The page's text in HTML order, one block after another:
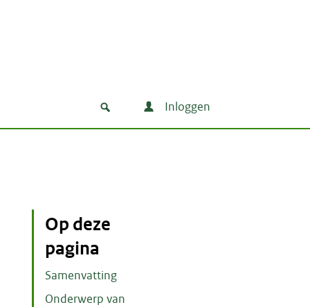
Inloggen
Op deze
pagina
Samenvatting
Onderwerp van